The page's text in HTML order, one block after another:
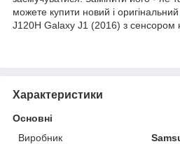
можете купити новий і оригінальний
J120H Galaxy J1 (2016) з сенсором
Характеристики
Основні
Виробник